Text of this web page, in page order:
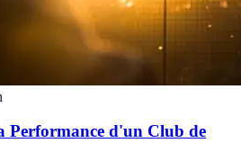
Performance d'un Club de